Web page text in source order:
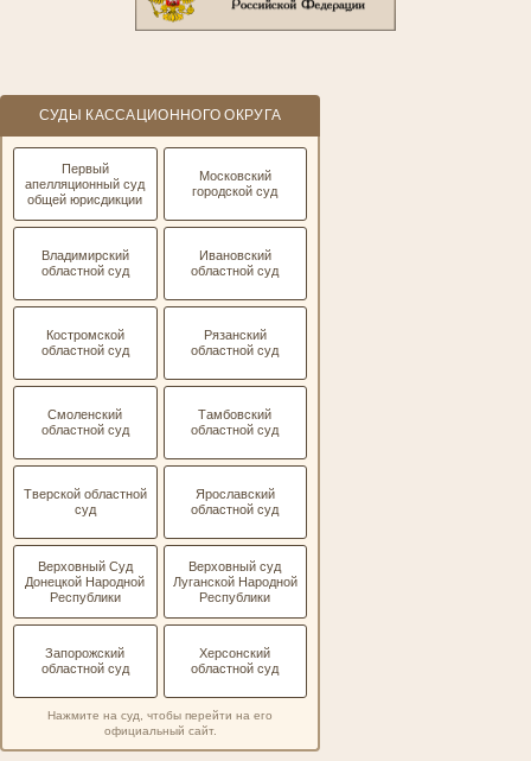
СУДЫ КАССАЦИОННОГО ОКРУГА
Первый
апелляционный суд
общей юрисдикции
Московский
городской суд
Владимирский
областной суд
Ивановский
областной суд
Костромской
областной суд
Рязанский
областной суд
Смоленский
областной суд
Тамбовский
областной суд
Тверской областной
суд
Ярославский
областной суд
Верховный Суд
Донецкой Народной
Республики
Верховный суд
Луганской Народной
Республики
Запорожский
областной суд
Херсонский
областной суд
Нажмите на суд, чтобы перейти на его
официальный сайт.